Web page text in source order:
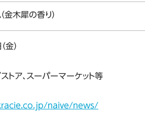
木犀の香り）
金）
トア、スーパーマーケット等
naive/news/